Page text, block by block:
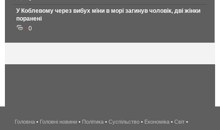
У Коблевому через вибух міни в морі загинув чоловік, дві жінки
поранені
0
беспроводной
Головна • Головні новини • Політика • Суспільство • Економіка • Світ •